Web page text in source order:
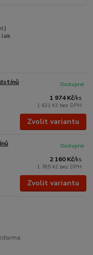
lak
1 974 Kč/ks
1 631 Kč bez DPH
Dostupné
Zvolit variantu
2 160 Kč/ks
1 785 Kč bez DPH
Dostupné
Zvolit variantu